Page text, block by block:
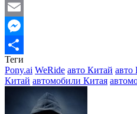
WhatsApp
Email
Messenger
Отправить
Теги
Pony.ai WeRide авто Китай авто
Китай автомобили Китая